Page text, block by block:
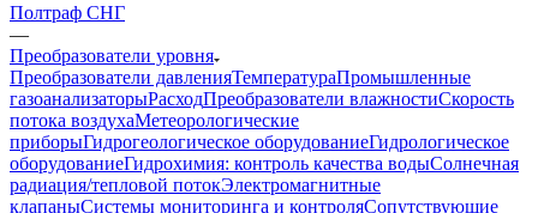
Полтраф СНГ
—
Преобразователи уровня
Преобразователи давленияТемператураПромышленные
газоанализаторыРасходПреобразователи влажностиСкорость
потока воздухаМетеорологические
приборыГидрогеологическое оборудованиеГидрологическое
оборудованиеГидрохимия: контроль качества водыСолнечная
радиация/тепловой потокЭлектромагнитные
клапаныСистемы мониторинга и контроляСопутствующие